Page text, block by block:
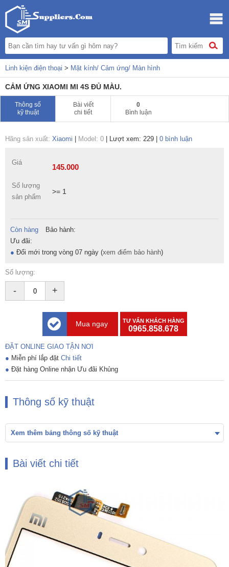
Linh kiện điện thoại > Mặt kính/ Cảm ứng/ Màn hình
CẢM ỨNG XIAOMI MI 4S ĐỦ MÀU.
Thông số
kỹ thuật
Bài viết
chi tiết
0
Bình luận
Hãng sản xuất: Xiaomi Model: 0 Lượt xem: 229 0 bình luận
Giá
Số lượng
sản phẩm
145.000
>= 1
Còn hàng
Bảo hành:
Ưu đãi:
● Đổi mới trong vòng 07 ngày (xem điểm bảo hành)
Số lượng:
- +
Mua ngay TƯ VẤN KHÁCH HÀNG
0965.858.678
ĐẶT ONLINE GIAO TẬN NƠI
● Miễn phí lắp đặt Chi tiết
● Đặt hàng Online nhận Ưu đãi Khủng
Thông số kỹ thuật
Xem thêm bảng thông số kỹ thuật
Bài viết chi tiết